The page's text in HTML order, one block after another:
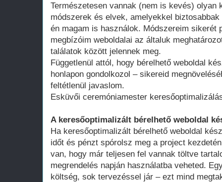
Természetesen vannak (nem is kevés) olyan
módszerek és elvek, amelyekkel
én magam is használok. Módszereim sikerét
megbízóim weboldalai az általuk
találatok között jelennek meg.
Függetlenül attól, hogy bérelhető weboldal
honlapon gondolkozol – sikereid
feltétlenül javaslom.
Esküvői ceremóniamester
A keresőoptimalizált bérelhető weboldal
Ha keresőoptimalizált bérelhető weboldal
időt és pénzt spórolsz meg a project
van, hogy már teljesen fel vannak töltve
megrendelés napján használatba veheted.
költség, sok tervezéssel jár – ezt mind